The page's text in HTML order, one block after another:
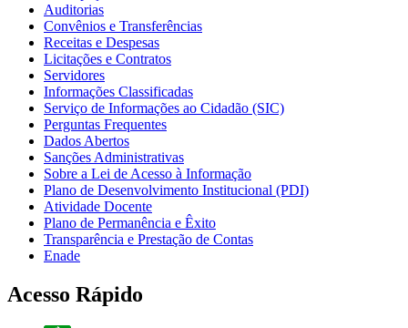
Auditorias
Convênios e Transferências
Receitas e Despesas
Licitações e Contratos
Servidores
Informações Classificadas
Serviço de Informações ao Cidadão (SIC)
Perguntas Frequentes
Dados Abertos
Sanções Administrativas
Sobre a Lei de Acesso à Informação
Plano de Desenvolvimento Institucional (PDI)
Atividade Docente
Plano de Permanência e Êxito
Transparência e Prestação de Contas
Enade
Acesso Rápido